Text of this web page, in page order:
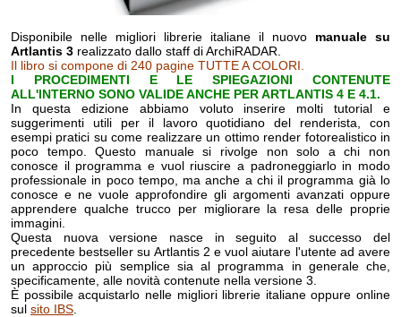
Disponibile nelle migliori librerie italiane il nuovo manuale su
Artlantis 3 realizzato dallo staff di ArchiRADAR.
Il libro si compone di 240 pagine TUTTE A COLORI.
I PROCEDIMENTI E LE SPIEGAZIONI CONTENUTE
ALL'INTERNO SONO VALIDE ANCHE PER ARTLANTIS 4 E 4.1.
In questa edizione abbiamo voluto inserire molti tutorial e
suggerimenti utili per il lavoro quotidiano del renderista, con
esempi pratici su come realizzare un ottimo render fotorealistico in
poco tempo. Questo manuale si rivolge non solo a chi non
conosce il programma e vuol riuscire a padroneggiarlo in modo
professionale in poco tempo, ma anche a chi il programma già lo
conosce e ne vuole approfondire gli argomenti avanzati oppure
apprendere qualche trucco per migliorare la resa delle proprie
immagini.
Questa nuova versione nasce in seguito al successo del
precedente bestseller su Artlantis 2 e vuol aiutare l'utente ad avere
un approccio più semplice sia al programma in generale che,
specificamente, alle novità contenute nella versione 3.
È possibile acquistarlo nelle migliori librerie italiane oppure online
sul sito IBS